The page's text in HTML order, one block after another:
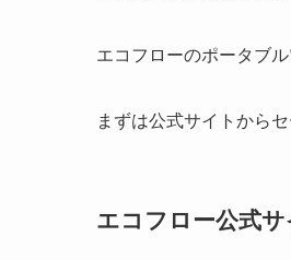
エコフローのポータブ
まずは公式サイトから
エコフロー公式